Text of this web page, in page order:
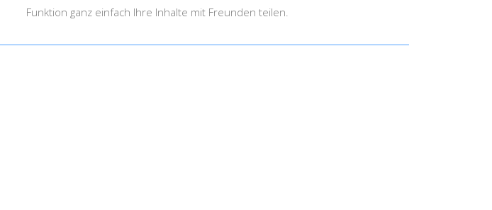
Funktion ganz einfach Ihre Inhalte mit Freunden teilen.